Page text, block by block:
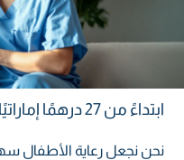
ابتداءً من 27 درهمًا إماراتيًا في الساعة
نحن نجعل رعاية الأطفال